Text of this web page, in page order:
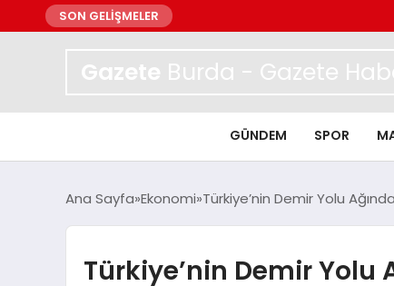
SON GELİŞMELER
Gazete Burda - Gazete
GÜNDEM SPOR
Ana Sayfa Ekonomi Türkiye’nin Demir Yolu
Türkiye’nin Demir Yolu